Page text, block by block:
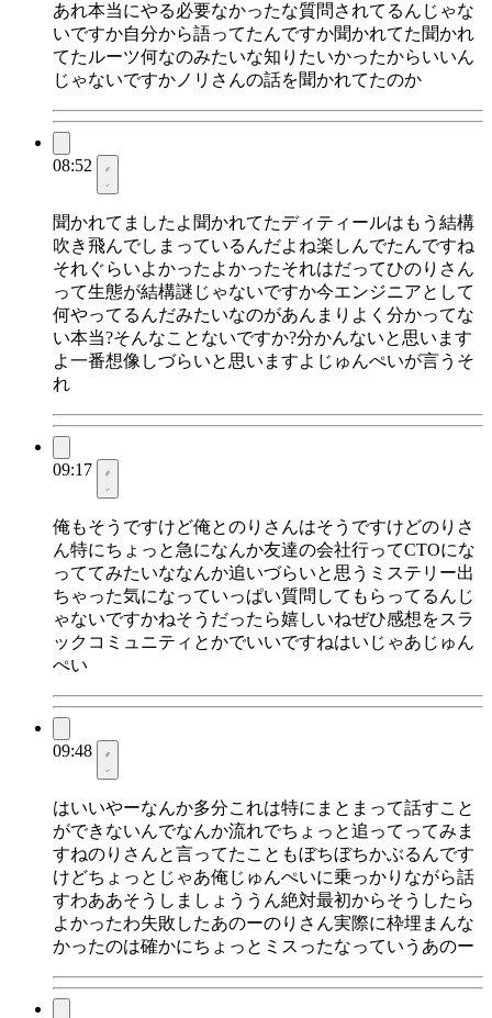
あれ本当にやる必要なかったな質問されてるんじゃな
いですか自分から語ってたんですか聞かれてた聞かれ
てたルーツ何なのみたいな知りたいかったからいいん
じゃないですかノリさんの話を聞かれてたのか
08:52
聞かれてましたよ聞かれてたディティールはもう結構
吹き飛んでしまっているんだよね楽しんでたんですね
それぐらいよかったよかったそれはだってひのりさん
って生態が結構謎じゃないですか今エンジニアとして
何やってるんだみたいなのがあんまりよく分かってな
い本当?そんなことないですか?分かんないと思います
よ一番想像しづらいと思いますよじゅんぺいが言うそ
れ
09:17
俺もそうですけど俺とのりさんはそうですけどのりさ
ん特にちょっと急になんか友達の会社行ってCTOにな
っててみたいななんか追いづらいと思うミステリー出
ちゃった気になっていっぱい質問してもらってるんじ
ゃないですかねそうだったら嬉しいねぜひ感想をスラ
ックコミュニティとかでいいですねはいじゃあじゅん
ぺい
09:48
はいいやーなんか多分これは特にまとまって話すこと
ができないんでなんか流れでちょっと追ってってみま
すねのりさんと言ってたこともぼちぼちかぶるんです
けどちょっとじゃあ俺じゅんぺいに乗っかりながら話
すわああそうしましょううん絶対最初からそうしたら
よかったわ失敗したあのーのりさん実際に枠埋まんな
かったのは確かにちょっとミスったなっていうあのー